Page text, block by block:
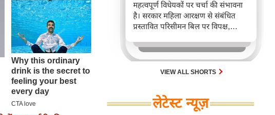
महत्वपूर्ण विधेयकों पर चर्चा की संभावना
है। सरकार महिला आरक्षण से संबंधित
प्रस्तावित परिसीमन बिल पर विपक्ष,
का समर्थन जुटाने की कोशिश कर रही है,
जिससे आगामी संसदीय सत्र में अहम
राजनीतिक टकराव अपेक्षित है।
VIEW ALL SHORTS
लेटेस्ट न्यूज़